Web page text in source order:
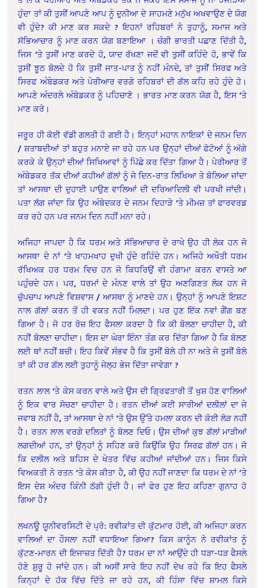
ਹੁੰਦਾ ਤਾਂ ਕੀ ਤੁਸੀਂ ਆਪਣੇ ਆਪ ਨੂੰ ਦੁਨੀਆ ਦੇ ਸਾਹਮਣੇ ਮਨੁੱਖ ਅਖਵਾਉਣ ਦੇ ਯੋਗ
ਵੀ ਹੁੰਦੇ? ਕੀ ਮਾਣ ਕਰ ਸਕਦੇ ? ਇਹਨਾਂ ਰਹਿਬਰਾਂ ਨੇ ਤੁਹਾਨੂੰ, ਸਮਾਜ ਅਤੇ
ਸੱਭਿਆਚਾਰ ਨੂੰ ਮਾਣ ਕਰਨ ਯੋਗ ਬਣਾਇਆ । ਚੰਗੀ ਭਾਰਤੀ ਪਛਾਣ ਦਿੱਤੀ ਹੈ,
ਜਿਸ ‘ਤੇ ਤੁਸੀਂ ਮਾਣ ਕਰਦੇ ਹੋ, ਯਾਦ ਰੱਖਣਾ ਜਦੋਂ ਵੀ ਤੁਸੀਂ ਕਹਿੰਦੇ ਹੋ, ਭਾਵੇਂ ਕਿ
ਤੁਸੀਂ ਝੂਠ ਬੋਲਦੇ ਹੋ ਕਿ ਤੁਸੀਂ ਜਾਤ-ਪਾਤ ਨੂੰ ਨਹੀਂ ਮੰਨਦੇ, ਤਾਂ ਤੁਸੀਂ ਸਿਰਫ ਅਤੇ
ਸਿਰਫ ਅੰਬੇਡਕਰ ਅਤੇ ਪੇਰੀਆਰ ਵਰਗੇ ਰਹਿਬਰਾਂ ਦੀ ਗੱਲ ਕਹਿ ਰਹੇ ਹੁੰਦੇ ਹੋ।
ਆਪਣੇ ਅੰਦਰਲੇ ਅੰਬੇਡਕਰ ਨੂੰ ਪਹਿਚਾਣੋ । ਭਾਰਤ ਮਾਣ ਕਰਨ ਯੋਗ ਹੈ, ਇਸ ‘ਤੇ
ਮਾਣ ਕਰੋ।
ਜਰੂਰ ਹੀ ਕੋਈ ਵੱਡੀ ਗਲਤੀ ਹੋ ਗਈ ਹੈ। ਇਨ੍ਹਾਂ ਮਹਾਨ ਨਾਇਕਾਂ ਦੇ ਜਨਮ ਦਿਨ
/ ਸ਼ਤਾਬਦੀਆਂ ਤਾਂ ਬਹੁਤ ਮਨਾਏ ਜਾ ਰਹੇ ਹਨ ਪਰ ਉਨ੍ਹਾਂ ਦੀਆਂ ਫੋਟੋਆਂ ਨੂੰ ਅੱਗੇ
ਕਰਕੇ ਕੇ ਉਨ੍ਹਾਂ ਦੀਆਂ ਸਿਖਿਆਵਾਂ ਨੂੰ ਪਿੱਛੇ ਕਰ ਦਿੱਤਾ ਗਿਆ ਹੈ। ਪੇਰੀਆਰ ਤੋਂ
ਅੰਬੇਡਕਰ ਤੱਕ ਦੀਆਂ ਕਹੀਆਂ ਗੱਲਾਂ ਨੂੰ ਜੇ ਦਿਨ-ਰਾਤ ਲਿਖਿਆ ਤੇ ਬੋਲਿਆ ਜਾਂਦਾ
ਤਾਂ ਆਸਥਾ ਦੀ ਦੁਹਾਈ ਪਾਉਣ ਵਾਲਿਆਂ ਦੀ ਦਰਿਆਦਿਲੀ ਵੀ ਪਰਖੀ ਜਾਂਦੀ।
ਪਤਾ ਲੱਗ ਜਾਂਦਾ ਕਿ ਉਹ ਅੰਬੇਦਕਰ ਦੇ ਜਨਮ ਦਿਹਾੜੇ ‘ਤੇ ਮੀਮਜ਼ ਤਾਂ ਫਾਰਵਰਡ
ਕਰ ਰਹੇ ਹਨ ਪਰ ਜਨਮ ਦਿਨ ਨਹੀਂ ਮਨਾ ਰਹੇ।
ਅਜਿਹਾ ਜਾਪਦਾ ਹੈ ਕਿ ਧਰਮ ਅਤੇ ਸੱਭਿਆਚਾਰ ਦੇ ਰਾਖੇ ਉਹ ਹੀ ਲੋਕ ਹਨ ਜੋ
ਆਸਥਾ ਦੇ ਨਾਂ ‘ਤੇ ਖਾਹਮਖਾਹ ਦੁਖੀ ਹੁੰਦੇ ਰਹਿੰਦੇ ਹਨ। ਅਜਿਹੇ ਅਖੌਤੀ ਧਰਮ
ਰੱਖਿਅਕ ਹਰ ਧਰਮ ਵਿਚ ਹਨ ਜੋ ਕਿਧਰਿਉਂ ਵੀ ਹੰਗਾਮਾ ਕਰਨ ਵਾਸਤੇ ਆ
ਪਹੁੰਚਦੇ ਹਨ। ਪਰ, ਧਰਮਾਂ ਦੇ ਮੰਨਣ ਵਾਲੇ ਤਾਂ ਉਹ ਅਣਗਿਣਤ ਲੋਕ ਹਨ ਜੋ
ਚੁੱਪਚਾਪ ਆਪਣੇ ਵਿਸ਼ਵਾਸ / ਆਸਥਾ ਨੂੰ ਮਾਣਦੇ ਹਨ। ਉਨ੍ਹਾਂ ਨੂੰ ਆਪਣੇ ਇਸ਼ਟ
ਨਾਲ ਗੱਲਾਂ ਕਰਨ ਤੋਂ ਹੀ ਵਕਤ ਨਹੀਂ ਮਿਲਦਾ। ਪਰ ਹੁਣ ਇੱਕ ਨਵਾਂ ਗੈਂਗ ਬਣ
ਗਿਆ ਹੈ। ਜੋ ਹਰ ਰੋਜ਼ ਇਹ ਫੈਸਲਾ ਕਰਦਾ ਹੈ ਕਿ ਕੀ ਬੋਲਣਾ ਚਾਹੀਦਾ ਹੈ, ਕੀ
ਨਹੀਂ ਬੋਲਣਾ ਚਾਹੀਦਾ। ਇਸ ਦਾ ਘੇਰਾ ਇੰਨਾ ਤੰਗ ਕਰ ਦਿੱਤਾ ਗਿਆ ਹੈ ਕਿ ਬੋਲਣ
ਲਈ ਥਾਂ ਨਹੀਂ ਬਚੀ। ਇਹ ਕਿਵੇਂ ਸੰਭਵ ਹੈ ਕਿ ਤੁਸੀਂ ਬੋਲੋ ਹੀ ਨਾ ਅਤੇ ਜੇ ਤੁਸੀਂ ਬੋਲੋ
ਤਾਂ ਕੀ ਹਰ ਗੱਲ ਲਈ ਤੁਹਾਨੂੰ ਜੇਲ੍ਹ ਭੇਜ ਦਿੱਤਾ ਜਾਵੇਗਾ ?
ਰਤਨ ਲਾਲ ‘ਤੇ ਕੇਸ ਕਰਨ ਵਾਲੇ ਅਤੇ ਉਸ ਦੀ ਗ੍ਰਿਫਤਾਰੀ ਤੋਂ ਖੁਸ਼ ਹੋਣ ਵਾਲਿਆਂ
ਨੂੰ ਇਕ ਵਾਰ ਸੋਚਣਾ ਚਾਹੀਦਾ ਹੈ। ਰਤਨ ਦੀਆਂ ਕਈ ਸਾਰੀਆਂ ਦਲੀਲਾਂ ਦਾ ਜੇ
ਜਵਾਬ ਨਹੀਂ ਹੈ, ਤਾਂ ਆਸਥਾ ਦੇ ਨਾਂ ‘ਤੇ ਉਸ ਉੱਤੇ ਹਮਲਾ ਕਰਨ ਦੀ ਕੋਈ ਲੋੜ ਨਹੀਂ
ਹੈ। ਰਤਨ ਲਾਲ ਵਰਗੇ ਦਲਿਤਾਂ ਨੂੰ ਬੋਲਣ ਦਿਓ। ਉਸ ਦੀਆਂ ਕੁਝ ਗੱਲਾਂ ਮਾੜੀਆਂ
ਲਗਦੀਆਂ ਹਨ, ਤਾਂ ਉਨ੍ਹਾਂ ਨੂੰ ਸਹਿਣ ਕਰੋ ਕਿਉਂਕਿ ਉਹ ਸਿਰਫ਼ ਗੱਲਾਂ ਹਨ। ਜੋ
ਕਿ ਦਲੀਲ ਅਤੇ ਬਹਿਸ ਦੇ ਖੇਤਰ ਵਿੱਚ ਕਹੀਆਂ ਜਾਂਦੀਆਂ ਹਨ। ਜਿਸ ਕਿਸੇ
ਵਿਅਕਤੀ ਨੇ ਰਤਨ ‘ਤੇ ਕੇਸ ਕੀਤਾ ਹੈ, ਕੀ ਉਹ ਨਹੀਂ ਜਾਣਦਾ ਕਿ ਧਰਮ ਦੇ ਨਾਂ ‘ਤੇ
ਇਸ ਦੇਸ਼ ਅੰਦਰ ਕਿੰਨੀ ਠੱਗੀ ਹੁੰਦੀ ਹੈ। ਜਾਂ ਫੇਰ ਹੁਣ ਇਹ ਕਹਿਣਾ ਗੁਨਾਹ ਹੋ
ਗਿਆ ਹੈ?
ਲਖਨਊ ਯੂਨੀਵਰਸਿਟੀ ਦੇ ਪ੍ਰੋ: ਰਵੀਕਾਂਤ ਦੀ ਕੁੱਟਮਾਰ ਹੋਈ, ਕੀ ਅਜਿਹਾ ਕਰਨ
ਵਾਲਿਆਂ ਦਾ ਹੌਸਲਾ ਨਹੀਂ ਵਧਾਇਆ ਗਿਆ? ਕਿਸ ਕਾਨੂੰਨ ਨੇ ਰਵੀਕਾਂਤ ਨੂੰ
ਕੁੱਟਣ-ਮਾਰਨ ਦੀ ਇਜਾਜ਼ਤ ਦਿੱਤੀ ਹੈ? ਧਰਮ ਦਾ ਨਾਂ ਆਉਂਦੇ ਹੀ ਧੜਾ-ਧੜ ਫੈਸਲੇ
ਹੋਣੇ ਸ਼ੁਰੂ ਹੋ ਜਾਂਦੇ ਹਨ। ਕੀ ਅਸੀਂ ਸਾਰੇ ਇਹ ਨਹੀਂ ਦੇਖ ਰਹੇ ਕਿ ਇਹ ਫੈਸਲੇ
ਕਿਨ੍ਹਾਂ ਦੇ ਹੱਕ ਵਿੱਚ ਦਿੱਤੇ ਜਾ ਰਹੇ ਹਨ, ਕੀ ਹਿੰਸਾ ਵਿੱਚ ਸ਼ਾਮਲ ਕਿਸੇ